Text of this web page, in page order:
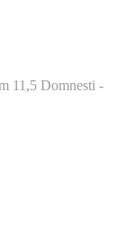
11,5 Domnesti -